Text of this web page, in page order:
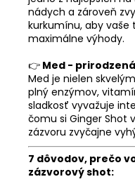
nádych a zároveň
kurkumínu, aby
maximálne výhody.
👉 Med -
Med je nielen
plný enzýmov,
sladkosť vyvažuje
čomu si Ginger Shot
zázvoru zvyčajne
7 dôvodov, prečo
zázvorový shot: